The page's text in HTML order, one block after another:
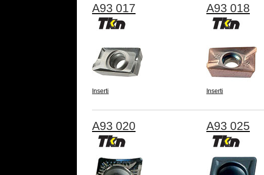
A93 017
Inserti
A93 018
Inserti
A93 020 A93 025